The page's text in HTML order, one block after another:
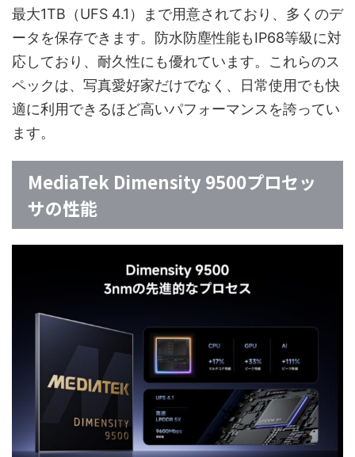
最大1TB（UFS 4.1）まで用意されており、多くのデ
ータを保存できます。防水防塵性能もIP68等級に対
応しており、耐久性にも優れています。これらのス
ペックは、写真愛好家だけでなく、日常使用でも快
適に利用できるほど高いパフォーマンスを誇ってい
ます。
MediaTek Dimensity 9500プロセッ
サの性能